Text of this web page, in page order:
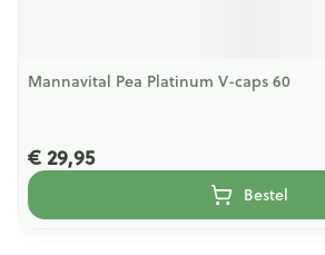
Mannavital Pea Platinum V-caps 60
€ 29,95
Bestel